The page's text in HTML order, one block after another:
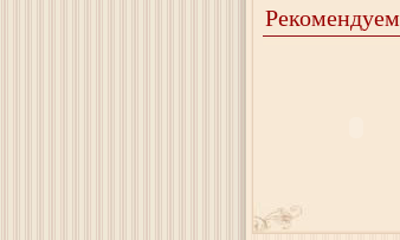
Рекомендуем